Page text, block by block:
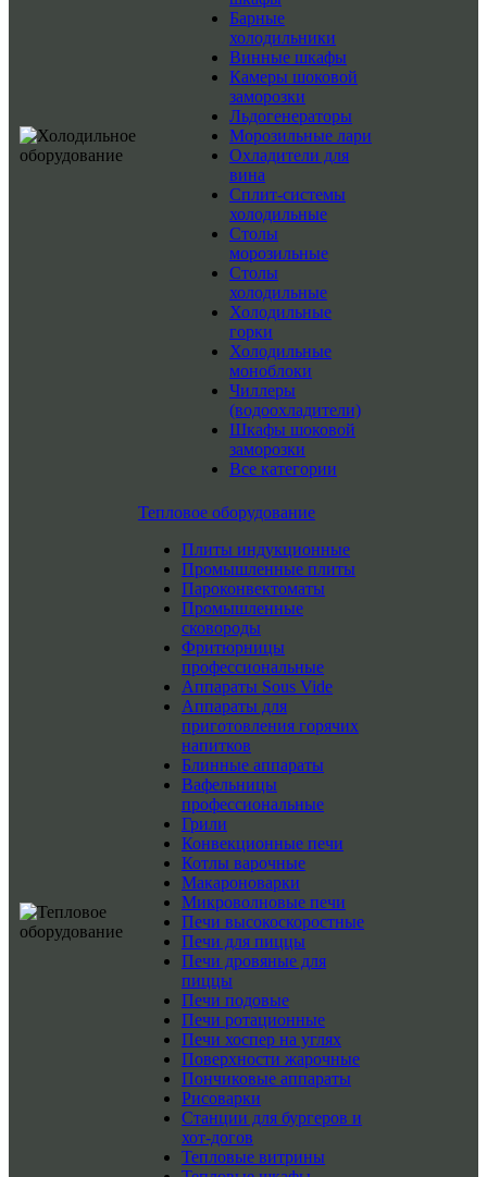
Барные
холодильники
Винные шкафы
Камеры шоковой
заморозки
Льдогенераторы
Морозильные лари
Охладители для
вина
Сплит-системы
холодильные
Столы
морозильные
Столы
холодильные
Холодильные
горки
Холодильные
моноблоки
Чиллеры
(водоохладители)
Шкафы шоковой
заморозки
Все категории
Тепловое оборудование
Плиты индукционные
Промышленные плиты
Пароконвектоматы
Промышленные
сковороды
Фритюрницы
профессиональные
Аппараты Sous Vide
Аппараты для
приготовления горячих
напитков
Блинные аппараты
Вафельницы
профессиональные
Грили
Конвекционные печи
Котлы варочные
Макароноварки
Микроволновые печи
Печи высокоскоростные
Печи для пиццы
Печи дровяные для
пиццы
Печи подовые
Печи ротационные
Печи хоспер на углях
Поверхности жарочные
Пончиковые аппараты
Рисоварки
Станции для бургеров и
хот-догов
Тепловые витрины